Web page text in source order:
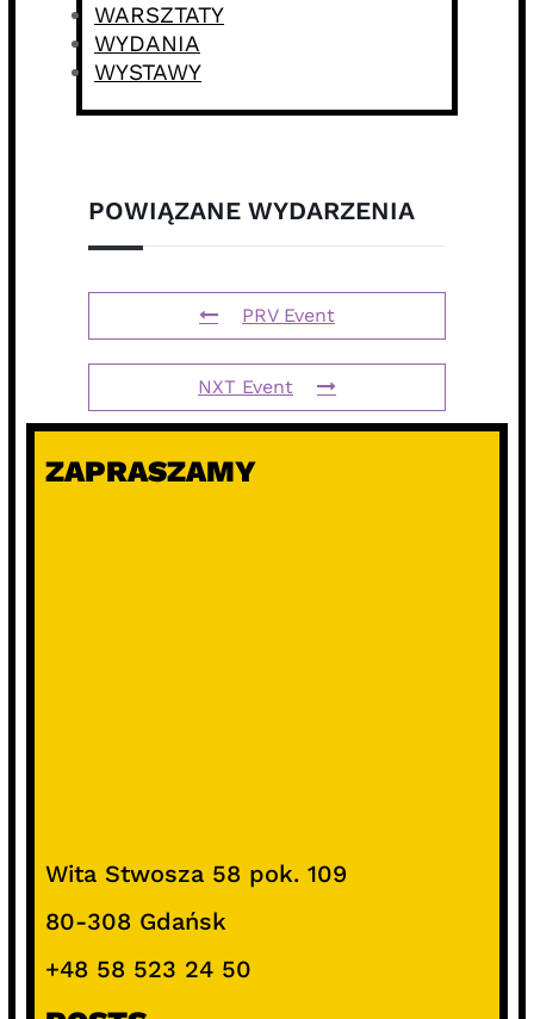
WARSZTATY
WYDANIA
WYSTAWY
POWIĄZANE WYDARZENIA
PRV Event
NXT Event
ZAPRASZAMY
Wita Stwosza 58 pok. 109
80-308 Gdańsk
+48 58 523 24 50